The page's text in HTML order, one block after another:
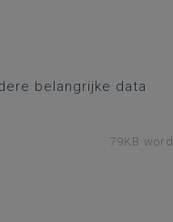
belangrijke data
79KB word